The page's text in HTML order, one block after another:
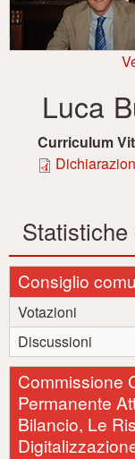
Luca
Curriculum
Consiglio
Votazioni
Discussioni
Commissione
Permanente
Bilancio, Le